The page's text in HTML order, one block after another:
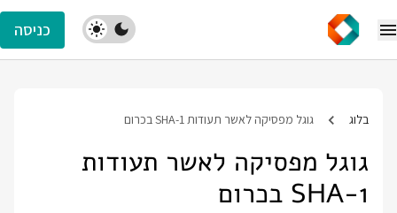
כניסה
בלוג גוגל מפסיקה לאשר תעודות SHA-1 בכרום
גוגל מפסיקה לאשר תעודות
SHA-1 בכרום